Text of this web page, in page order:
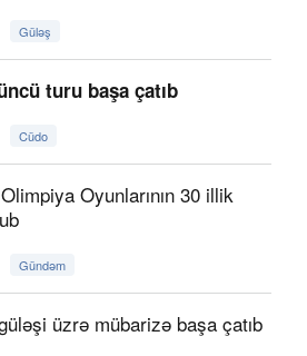
Güləş
turu başa çatıb
Cüdo
Oyunlarının 30 illik
Gündəm
üzrə mübarizə başa çatıb